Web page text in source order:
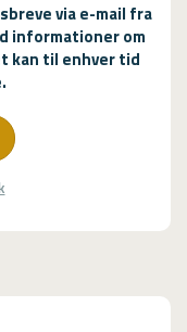
via e-mail fra
informationer om
kan til enhver tid